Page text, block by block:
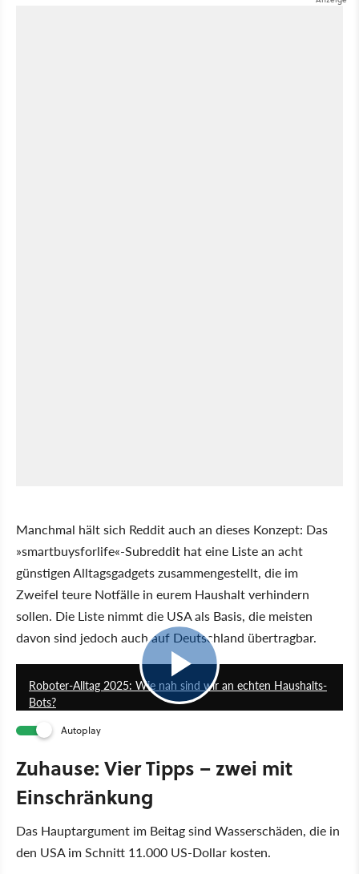
Manchmal hält sich Reddit auch an dieses Konzept: Das
»smartbuysforlife«-Subreddit hat eine Liste an acht
günstigen Alltagsgadgets zusammengestellt, die im
Zweifel teure Notfälle in eurem Haushalt verhindern
sollen. Die Liste nimmt die USA als Basis, die meisten
davon sind jedoch auch auf Deutschland übertragbar.
Roboter-Alltag 2025: Wie nah sind wir an echten Haushalts-
Bots?
Autoplay
Zuhause: Vier Tipps – zwei mit
Einschränkung
Das Hauptargument im Beitag sind Wasserschäden, die in
den USA im Schnitt 11.000 US-Dollar kosten.